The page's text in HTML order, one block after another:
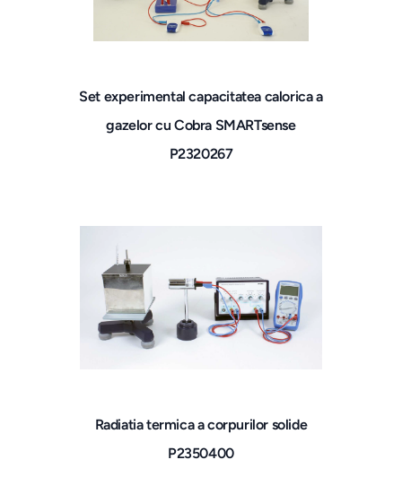
Set experimental capacitatea calorica a
gazelor cu Cobra SMARTsense
P2320267
Radiatia termica a corpurilor solide
P2350400